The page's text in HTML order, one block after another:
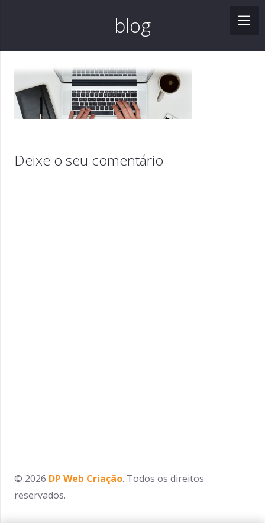
blog
Deixe o seu comentário
© 2026 DP Web Criação. Todos os direitos
reservados.